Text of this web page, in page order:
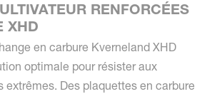
RENFORCÉES
XHD
en carbure Kverneland XHD
optimale pour résister aux
extrêmes. Des plaquettes en carbure